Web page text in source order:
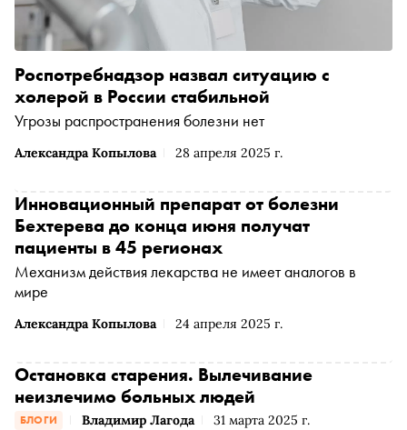
Александра Копылова 28 апреля 2025 г.
Роспотребнадзор назвал ситуацию с
холерой в России стабильной
Угрозы распространения болезни нет
Александра Копылова 24 апреля 2025 г.
Инновационный препарат от болезни
Бехтерева до конца июня получат
пациенты в 45 регионах
Механизм действия лекарства не имеет аналогов в
мире
БЛОГИ Владимир Лагода 31 марта 2025 г.
Остановка старения. Вылечивание
неизлечимо больных людей